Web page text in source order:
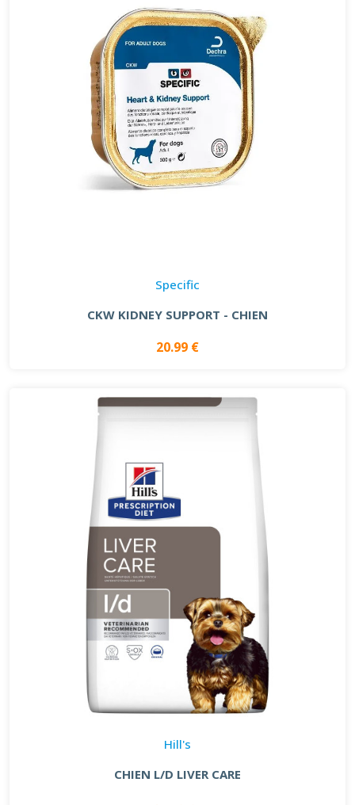
Specific
CKW KIDNEY SUPPORT - CHIEN
20.99 €
Hill's
CHIEN L/D LIVER CARE